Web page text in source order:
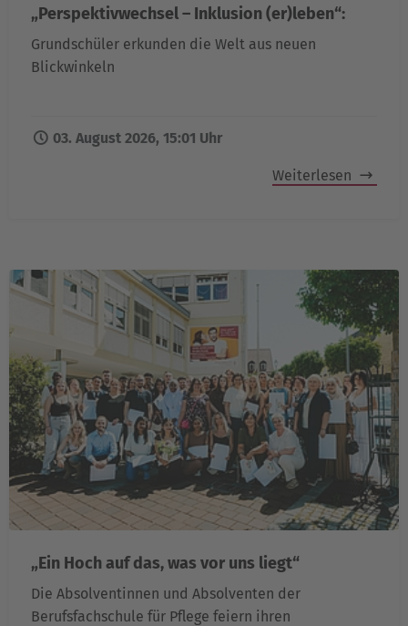
„Perspektivwechsel – Inklusion (er)leben“:
Grundschüler erkunden die Welt aus neuen
Blickwinkeln
03. August 2026, 15:01 Uhr
Weiterlesen
„Ein Hoch auf das, was vor uns liegt“
Die Absolventinnen und Absolventen der
Berufsfachschule für Pflege feiern ihren